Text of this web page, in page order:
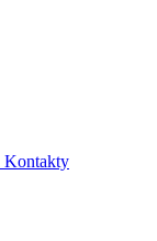
Kontakty